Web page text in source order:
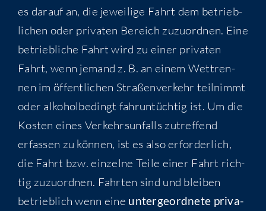
es dar­auf an, die jewei­li­ge Fahrt dem betrieb­
li­chen oder pri­va­ten Bereich zuzu­ord­nen. Eine
betrieb­li­che Fahrt wird zu einer pri­va­ten
Fahrt, wenn jemand z. B. an einem Wett­ren­
nen im öffent­li­chen Stra­ßen­ver­kehr teil­nimmt
oder alko­hol­be­dingt fahr­un­tüch­tig ist. Um die
Kos­ten eines Ver­kehrs­un­falls zutref­fend
erfas­sen zu kön­nen, ist es also erfor­der­lich,
die Fahrt bzw. ein­zel­ne Tei­le einer Fahrt rich­
tig zuzu­ord­nen. Fahr­ten sind und blei­ben
betrieb­lich wenn eine unter­ge­ord­ne­te pri­va­